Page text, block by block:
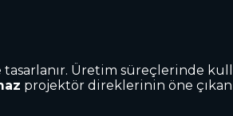
tasarlanır. Üretim süreçlerinde
projektör direklerinin öne